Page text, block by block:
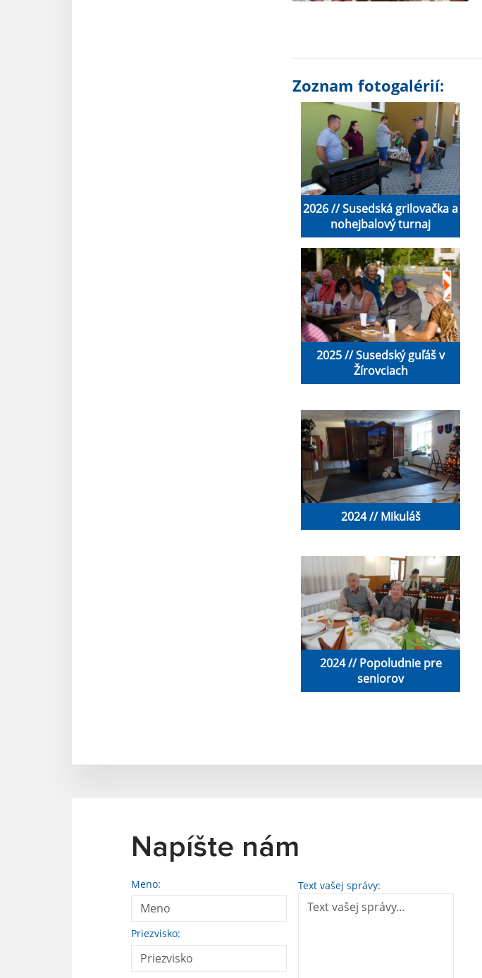
Zoznam fotogalérií:
2026 // Susedská grilovačka a
nohejbalový turnaj
2025 // Susedský guľáš v
Žírovciach
2024 // Mikuláš
2024 // Popoludnie pre
seniorov
Napíšte nám
Meno:
Priezvisko:
Text vašej správy: